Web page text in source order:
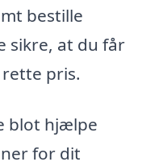
bestille
sikre, at du får
pris.
blot hjælpe
for dit